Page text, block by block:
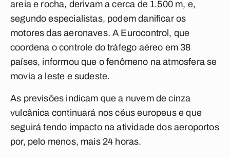
areia e rocha, derivam a cerca de 1.500 m, e,
segundo especialistas, podem danificar os
motores das aeronaves. A Eurocontrol, que
coordena o controle do tráfego aéreo em 38
países, informou que o fenômeno na atmosfera se
movia a leste e sudeste.
As previsões indicam que a nuvem de cinza
vulcânica continuará nos céus europeus e que
seguirá tendo impacto na atividade dos aeroportos
por, pelo menos, mais 24 horas.